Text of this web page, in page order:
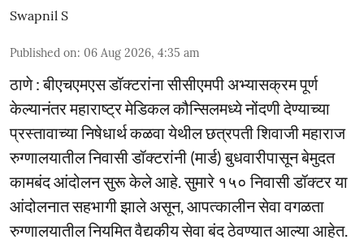
Swapnil S
Published on: 06 Aug 2026, 4:35 am
ठाणे : बीएचएमएस डॉक्टरांना सीसीएमपी अभ्यासक्रम पूर्ण
केल्यानंतर महाराष्ट्र मेडिकल कौन्सिलमध्ये नोंदणी देण्याच्या
प्रस्तावाच्या निषेधार्थ कळवा येथील छत्रपती शिवाजी महाराज
रुग्णालयातील निवासी डॉक्टरांनी (मार्ड) बुधवारीपासून बेमुदत
कामबंद आंदोलन सुरू केले आहे. सुमारे १५० निवासी डॉक्टर या
आंदोलनात सहभागी झाले असून, आपत्कालीन सेवा वगळता
रुग्णालयातील नियमित वैद्यकीय सेवा बंद ठेवण्यात आल्या आहेत.